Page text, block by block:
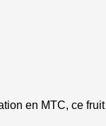
en MTC, ce